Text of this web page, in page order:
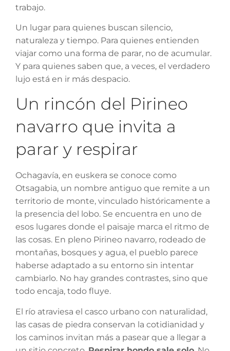
trabajo.
Un lugar para quienes buscan silencio,
naturaleza y tiempo. Para quienes entienden
viajar como una forma de parar, no de acumular.
Y para quienes saben que, a veces, el verdadero
lujo está en ir más despacio.
Un rincón del Pirineo
navarro que invita a
parar y respirar
Ochagavía, en euskera se conoce como
Otsagabia, un nombre antiguo que remite a un
territorio de monte, vinculado históricamente a
la presencia del lobo. Se encuentra en uno de
esos lugares donde el paisaje marca el ritmo de
las cosas. En pleno Pirineo navarro, rodeado de
montañas, bosques y agua, el pueblo parece
haberse adaptado a su entorno sin intentar
cambiarlo. No hay grandes contrastes, sino que
todo encaja, todo fluye.
El río atraviesa el casco urbano con naturalidad,
las casas de piedra conservan la cotidianidad y
los caminos invitan más a pasear que a llegar a